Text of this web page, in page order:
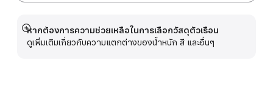
หากต้องการความช่วยเหลือในการเลือกวัสดุตัวเรือน
ดูเพิ่มเติมเกี่ยวกับความแตกต่างของน้ำหนัก สี และอื่นๆ
แสดง
เพิ่ม